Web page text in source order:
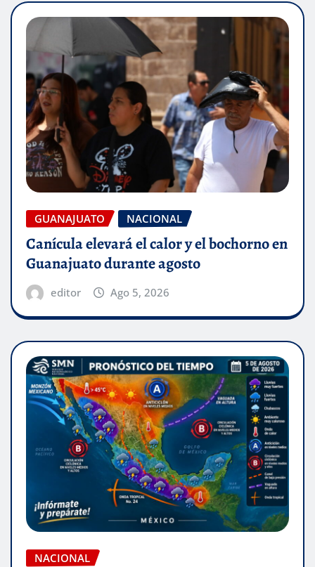
GUANAJUATO NACIONAL
Canícula elevará el calor y el bochorno en
Guanajuato durante agosto
editor Ago 5, 2026
NACIONAL